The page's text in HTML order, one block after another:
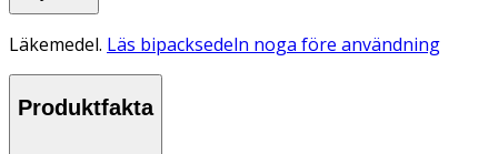
Läkemedel. Läs bipacksedeln noga före användning
Produktfakta